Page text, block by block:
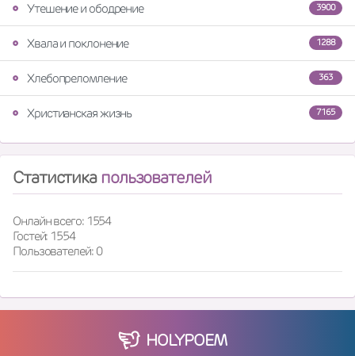
3900
Утешение и ободрение
1288
Хвала и поклонение
363
Хлебопреломление
7165
Христианская жизнь
Статистика пользователей
Онлайн всего: 1554
Гостей: 1554
Пользователей: 0
HOLYPOEM